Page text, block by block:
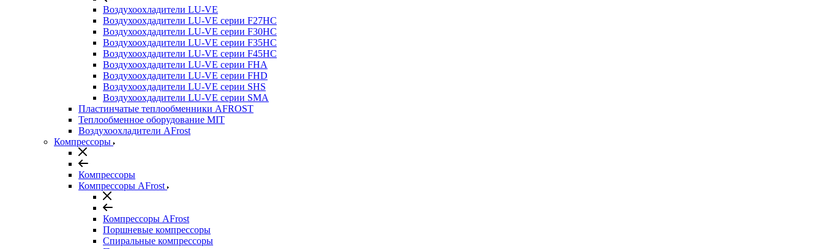
Воздухоохладители LU-VE
Воздухоохдадители LU-VE серии F27HC
Воздухоохдадители LU-VE серии F30HC
Воздухоохдадители LU-VE серии F35HC
Воздухоохдадители LU-VE серии F45HC
Воздухоохдадители LU-VE серии FHA
Воздухоохдадители LU-VE серии FHD
Воздухоохдадители LU-VE серии SHS
Воздухоохдадители LU-VE серии SMA
Пластинчатые теплообменники AFROST
Теплообменное оборудование MIT
Воздухоохладители AFrost
Компрессоры
Компрессоры
Компрессоры AFrost
Компрессоры AFrost
Поршневые компрессоры
Спиральные компрессоры